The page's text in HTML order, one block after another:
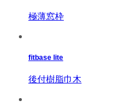
極薄窓枠
fitbase lite
後付樹脂巾木